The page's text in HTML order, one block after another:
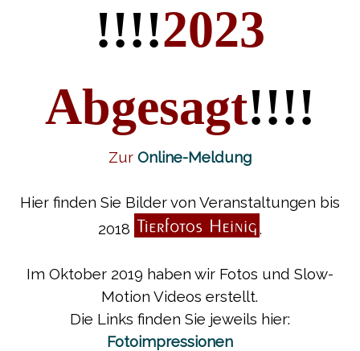
!!!!2023
Abgesagt!!!!
Zur Online-Meldung
Hier finden Sie Bilder von Veranstaltungen bis
2018
.
Im Oktober 2019 haben wir Fotos und Slow-
Motion Videos erstellt.
Die Links finden Sie jeweils hier:
Fotoimpressionen